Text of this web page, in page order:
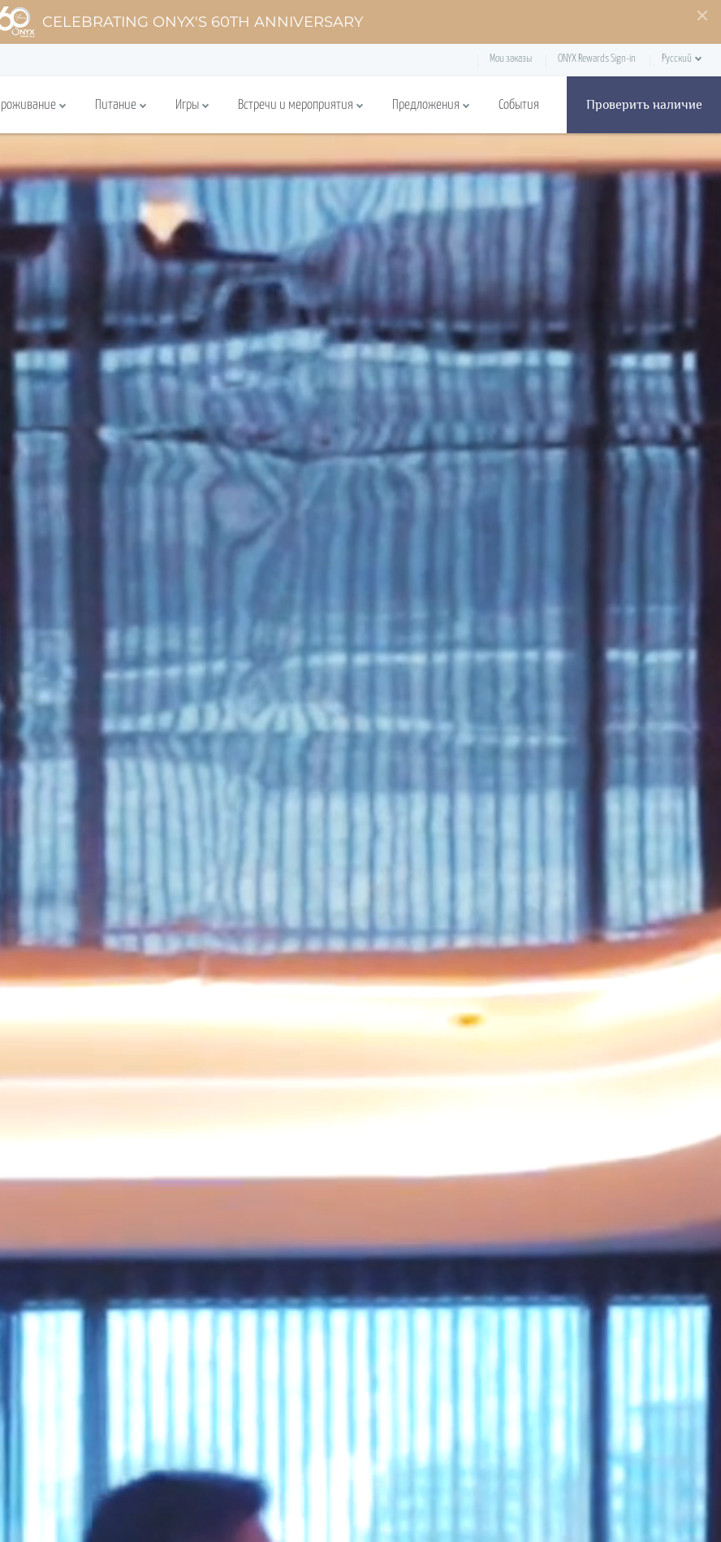
CELEBRATING ONYX'S 60TH ANNIVERSARY
Мои заказы ONYX Rewards Sign-in Русский
Проживание Питание Игры Встречи и мероприятия Предложения События Проверить наличие